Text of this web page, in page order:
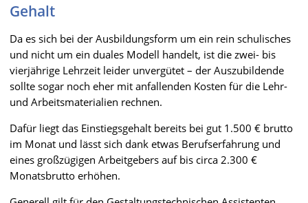
Gehalt
Da es sich bei der Ausbildungsform um ein rein schulisches
und nicht um ein duales Modell handelt, ist die zwei- bis
vierjährige Lehrzeit leider unvergütet – der Auszubildende
sollte sogar noch eher mit anfallenden Kosten für die Lehr-
und Arbeitsmaterialien rechnen.
Dafür liegt das Einstiegsgehalt bereits bei gut 1.500 € brutto
im Monat und lässt sich dank etwas Berufserfahrung und
eines großzügigen Arbeitgebers auf bis circa 2.300 €
Monatsbrutto erhöhen.